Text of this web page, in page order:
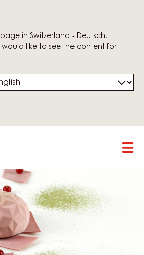
in Switzerland - Deutsch.
would like to see the content for